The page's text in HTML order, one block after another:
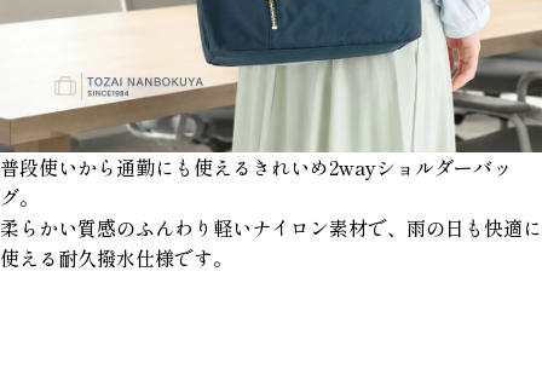
普段使いから通勤にも使えるきれいめ2wayショルダーバッ
グ。
柔らかい質感のふんわり軽いナイロン素材で、雨の日も快適に
使える耐久撥水仕様です。